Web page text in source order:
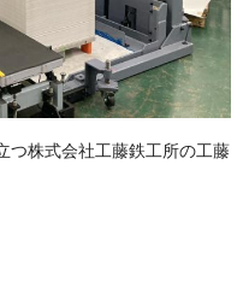
株式会社工藤鉄工所の工藤